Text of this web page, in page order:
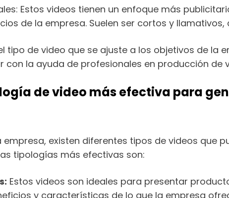
Estos videos tienen un enfoque más
de la empresa. Suelen ser cortos y
tipo de video que se ajuste a los objetivos de la
con la ayuda de profesionales en producción
de video más efectiva para
empresa, existen diferentes tipos de videos que
tipologías más efectivas son:
Estos videos son ideales para presentar
y características de lo que la empresa